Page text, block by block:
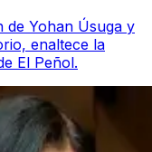
de Yohan Úsuga y
enaltece la
El Peñol.